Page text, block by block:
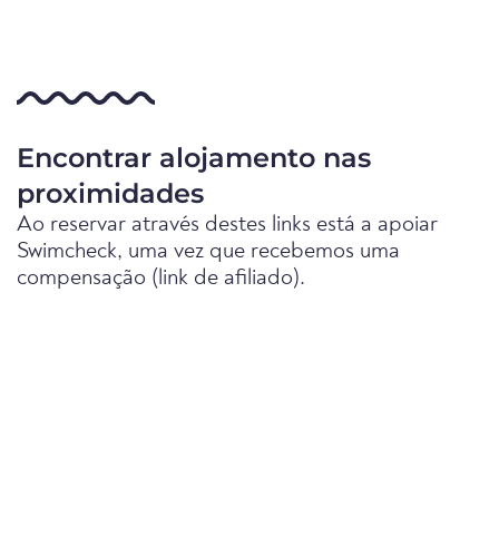
Encontrar alojamento nas
proximidades
Ao reservar através destes links está a apoiar
Swimcheck, uma vez que recebemos uma
compensação (link de afiliado).